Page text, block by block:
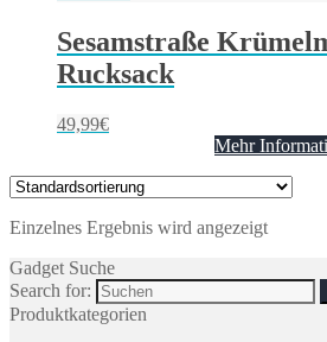
Sesamstraße
Rucksack
49,99€
Mehr
Einzelnes Ergebnis wird angezeigt
Gadget Suche
Search for:
Produktkategorien